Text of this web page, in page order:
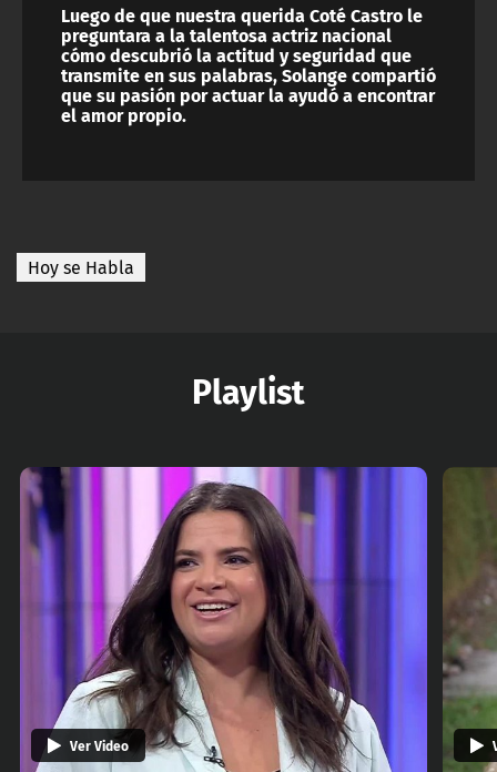
Luego de que nuestra querida Coté Castro le
preguntara a la talentosa actriz nacional
cómo descubrió la actitud y seguridad que
transmite en sus palabras, Solange compartió
que su pasión por actuar la ayudó a encontrar
el amor propio.
Hoy se Habla
Playlist
Ver Video